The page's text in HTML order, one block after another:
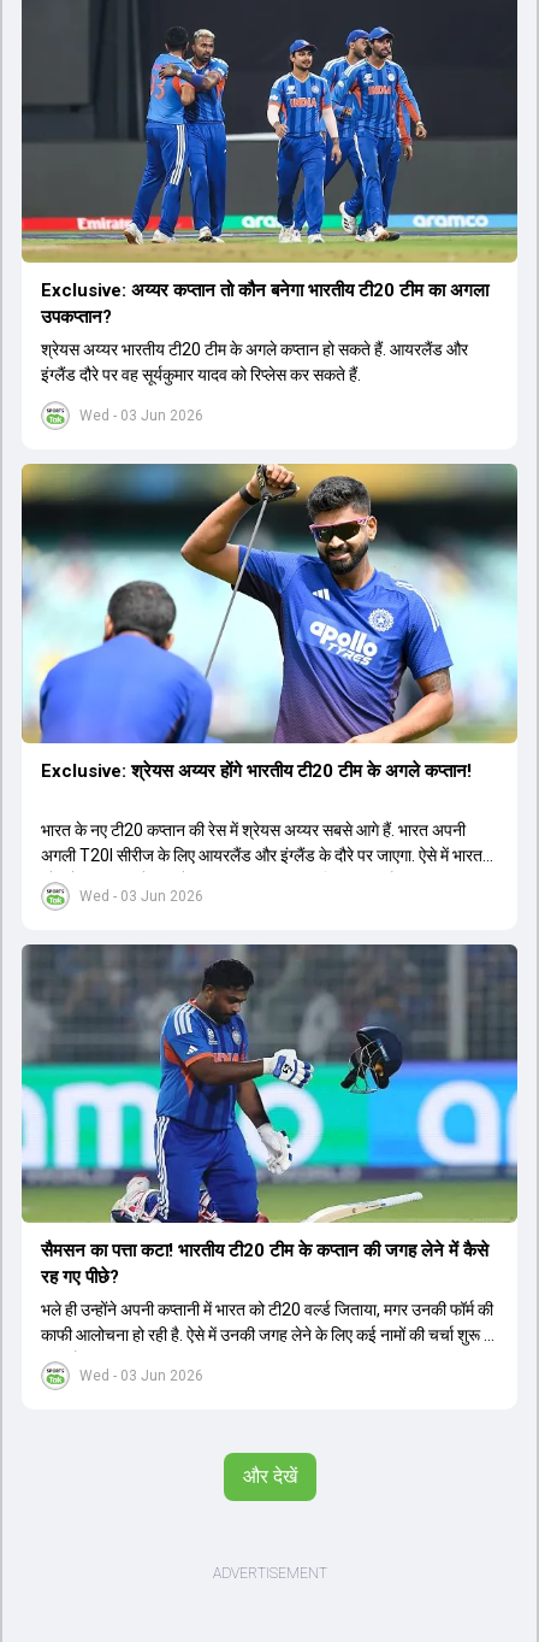
Wed - 03 Jun 2026
Exclusive: अय्यर कप्तान तो कौन बनेगा भारतीय टी20 टीम का अगला
उपकप्तान?
श्रेयस अय्यर भारतीय टी20 टीम के अगले कप्तान हो सकते हैं. आयरलैंड और
इंग्लैंड दौरे पर वह सूर्यकुमार यादव को रिप्लेस कर सकते हैं.
Wed - 03 Jun 2026
Exclusive: श्रेयस अय्यर होंगे भारतीय टी20 टीम के अगले कप्तान!
भारत के नए टी20 कप्तान की रेस में श्रेयस अय्यर सबसे आगे हैं. भारत अपनी
अगली T20I सीरीज के लिए आयरलैंड और इंग्लैंड के दौरे पर जाएगा. ऐसे में भारत
को श्रेयस अय्यर के रूप में एक नया T20I कप्तान मिल सकता है.
Wed - 03 Jun 2026
सैमसन का पत्ता कटा! भारतीय टी20 टीम के कप्तान की जगह लेने में कैसे
रह गए पीछे?
भले ही उन्होंने अपनी कप्तानी में भारत को टी20 वर्ल्ड जिताया, मगर उनकी फॉर्म की
काफी आलोचना हो रही है. ऐसे में उनकी जगह लेने के लिए कई नामों की चर्चा शुरू हो
चुकी है.
और देखें